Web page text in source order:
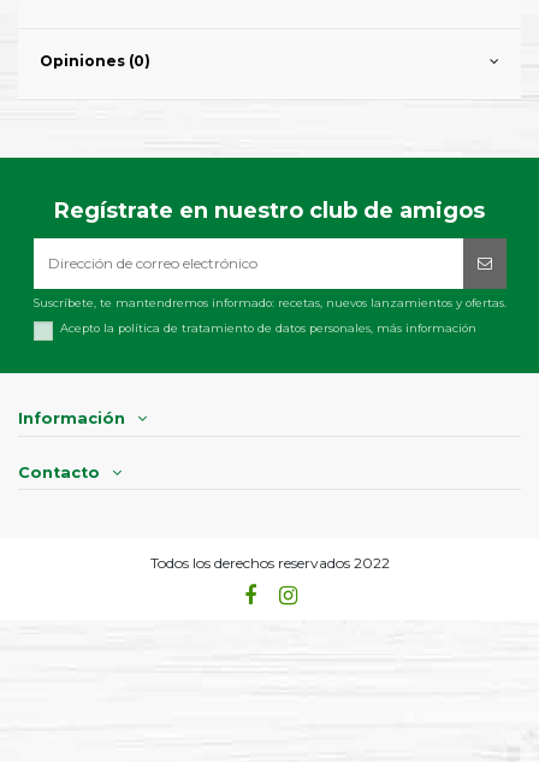
Opiniones (0)
Regístrate en nuestro club de amigos
Suscríbete, te mantendremos informado: recetas, nuevos lanzamientos y ofertas.
Acepto la política de tratamiento de datos personales, más información
Información
Contacto
Todos los derechos reservados 2022